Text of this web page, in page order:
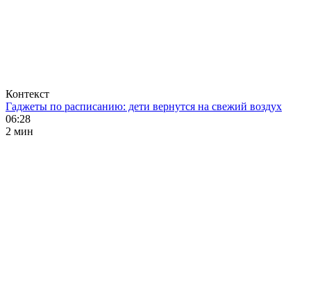
Контекст
Гаджеты по расписанию: дети вернутся на свежий воздух
06:28
2 мин